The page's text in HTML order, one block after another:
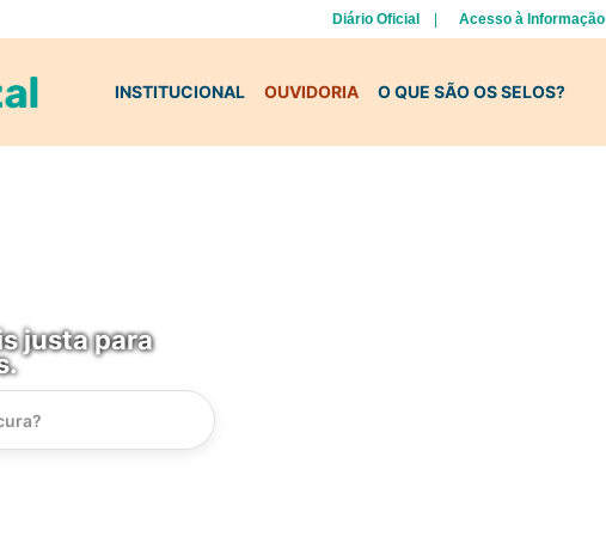
Diário Oficial Acesso à Informação
INSTITUCIONAL OUVIDORIA O QUE SÃO OS SELOS?
justa para